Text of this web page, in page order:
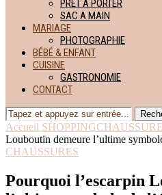
PRÊT A PORTER
SAC A MAIN
MARIAGE
PHOTOGRAPHIE
BÉBÉ & ENFANT
CUISINE
GASTRONOMIE
CONTACT
Accueil SHOPPING
Louboutin demeure l’ultime
CHAUSSURES
Pourquoi l’escarpin